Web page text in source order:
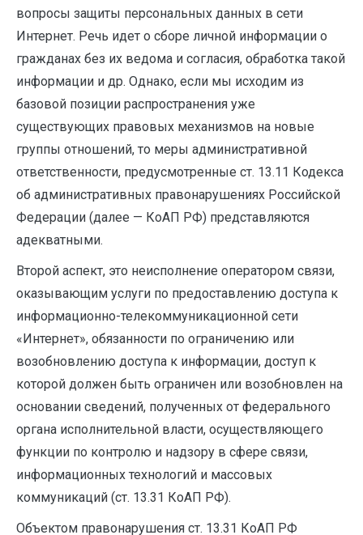
вопросы защиты персональных данных в сети
Интернет. Речь идет о сборе личной информации о
гражданах без их ведома и согласия, обработка такой
информации и др. Однако, если мы исходим из
базовой позиции распространения уже
существующих правовых механизмов на новые
группы отношений, то меры административной
ответственности, предусмотренные ст. 13.11 Кодекса
об административных правонарушениях Российской
Федерации (далее — КоАП РФ) представляются
адекватными.
Второй аспект, это неисполнение оператором связи,
оказывающим услуги по предоставлению доступа к
информационно-телекоммуникационной сети
«Интернет», обязанности по ограничению или
возобновлению доступа к информации, доступ к
которой должен быть ограничен или возобновлен на
основании сведений, полученных от федерального
органа исполнительной власти, осуществляющего
функции по контролю и надзору в сфере связи,
информационных технологий и массовых
коммуникаций (ст. 13.31 КоАП РФ).
Объектом правонарушения ст. 13.31 КоАП РФ